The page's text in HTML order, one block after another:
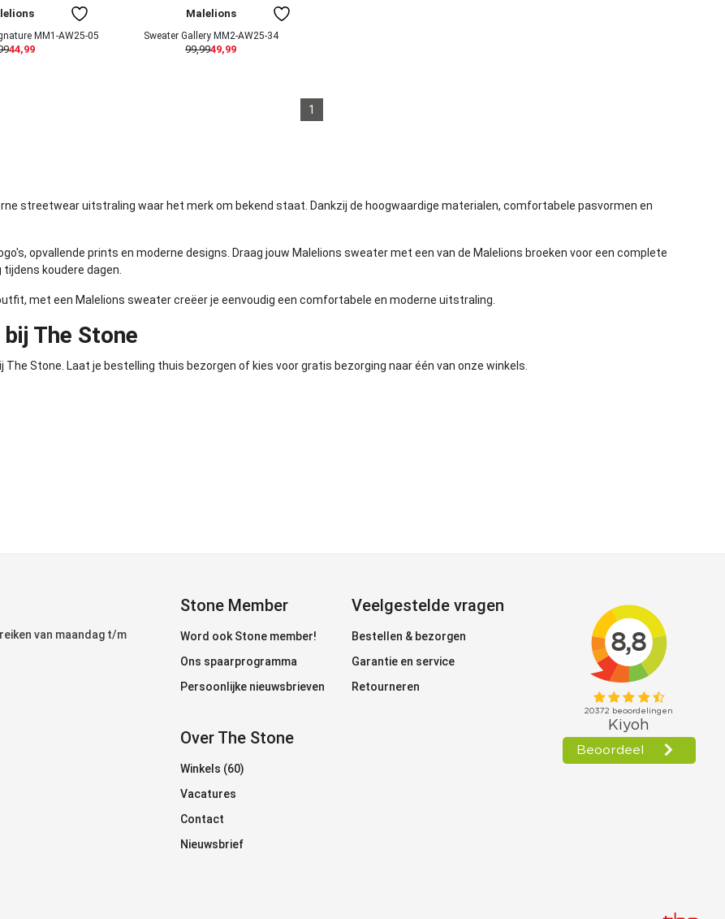
MM1-AW25-05
44,99
Malelions
Sweater Gallery MM2-AW25-34
99,9949,99
1
streetwear uitstraling waar het merk om bekend staat. Dankzij de hoogwaardige materialen, comfortabele pasvormen en
opvallende prints en moderne designs. Draag jouw Malelions sweater met een van de Malelions broeken voor een complete
koudere dagen.
met een Malelions sweater creëer je eenvoudig een comfortabele en moderne uitstraling.
The Stone
Stone. Laat je bestelling thuis bezorgen of kies voor gratis bezorging naar één van onze winkels.
van maandag t/m
Stone Member
Word ook Stone member!
Ons spaarprogramma
Persoonlijke nieuwsbrieven
Over The Stone
Winkels (60)
Vacatures
Contact
Nieuwsbrief
Veelgestelde vragen
Bestellen & bezorgen
Garantie en service
Retourneren